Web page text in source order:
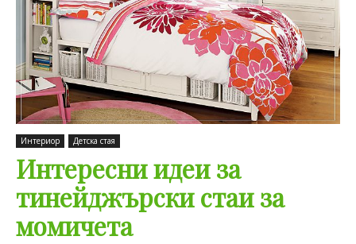
Интериор Детска стая
Интересни идеи за
тинейджърски стаи за
момичета